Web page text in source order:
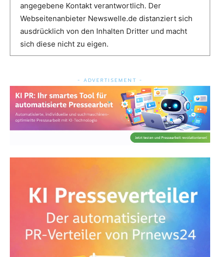
angegebene Kontakt verantwortlich. Der
Webseitenanbieter Newswelle.de distanziert sich
ausdrücklich von den Inhalten Dritter und macht
sich diese nicht zu eigen.
- ADVERTISEMENT -